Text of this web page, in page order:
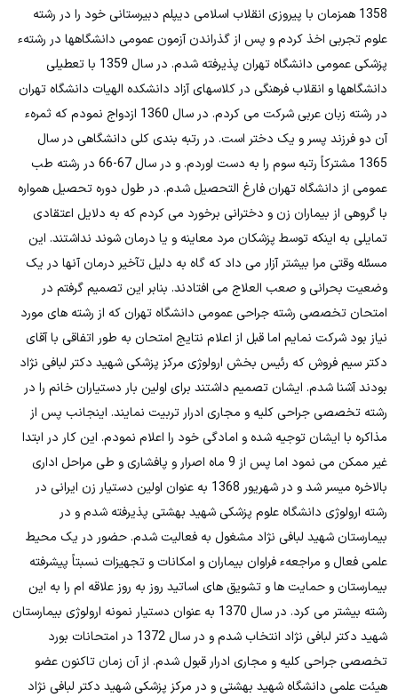
1358 همزمان با پیروزی انقلاب اسلامی دیپلم دبیرستانی خود را در رشته
علوم تجربی اخذ کردم و پس از گذراندن آزمون عمومی دانشگاهها در رشتهء
پزشکی عمومی دانشگاه تهران پذیرفته شدم. در سال 1359 با تعطیلی
دانشگاهها و انقلاب فرهنگی در کلاسهای آزاد دانشکده الهیات دانشگاه تهران
در رشته زبان عربی شرکت می کردم. در سال 1360 ازدواج نمودم که ثمرهء
آن دو فرزند پسر و یک دختر است. در رتبه بندی کلی دانشگاهی در سال
1365 مشترکاً رتبه سوم را به دست اوردم. و در سال 67-66 در رشته طب
عمومی از دانشگاه تهران فارغ التحصیل شدم. در طول دوره تحصیل همواره
با گروهی از بیماران زن و دخترانی برخورد می کردم که به دلایل اعتقادی
تمایلی به اینکه توسط پزشکان مرد معاینه و یا درمان شوند نداشتند. این
مسئله وقتی مرا بیشتر آزار می داد که گاه به دلیل تآخیر درمان آنها در یک
وضعیت بحرانی و صعب العلاج می افتادند. بنابر این تصمیم گرفتم در
امتحان تخصصی رشته جراحی عمومی دانشگاه تهران که از رشته های مورد
نیاز بود شرکت نمایم اما قبل از اعلام نتایج امتحان به طور اتفاقی با آقای
دکتر سیم فروش که رئیس بخش ارولوژی مرکز پزشکی شهید دکتر لبافی نژاد
بودند آشنا شدم. ایشان تصمیم داشتند برای اولین بار دستیاران خانم را در
رشته تخصصی جراحی کلیه و مجاری ادرار تربیت نمایند. اینجانب پس از
مذاکره با ایشان توجیه شده و امادگی خود را اعلام نمودم. این کار در ابتدا
غیر ممکن می نمود اما پس از 9 ماه اصرار و پافشاری و طی مراحل اداری
بالاخره میسر شد و در شهریور 1368 به عنوان اولین دستیار زن ایرانی در
رشته ارولوژی دانشگاه علوم پزشکی شهید بهشتی پذیرفته شدم و در
بیمارستان شهید لبافی نژاد مشغول به فعالیت شدم. حضور در یک محیط
علمی فعال و مراجعهء فراوان بیماران و امکانات و تجهیزات نسبتاً پیشرفته
بیمارستان و حمایت ها و تشویق های اساتید روز به روز علاقه ام را به این
رشته بیشتر می کرد. در سال 1370 به عنوان دستیار نمونه ارولوژی بیمارستان
شهید دکتر لبافی نژاد انتخاب شدم و در سال 1372 در امتحانات بورد
تخصصی جراحی کلیه و مجاری ادرار قبول شدم. از آن زمان تاکنون عضو
هیئت علمی دانشگاه شهید بهشتی و در مرکز پزشکی شهید دکتر لبافی نژاد